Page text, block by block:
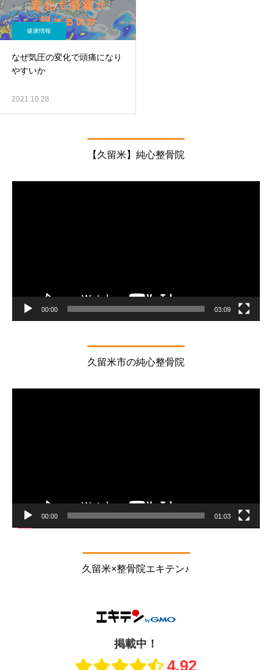
健康情報
なぜ気圧の変化で頭痛になり
やすいか
2021.10.28
【久留米】純心整骨院
00:00 03:09
久留米市の純心整骨院
00:00 01:03
久留米×整骨院エキテン♪